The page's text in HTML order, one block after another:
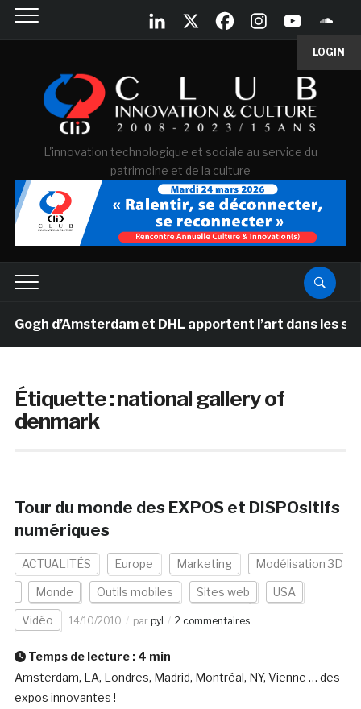
LOGIN
L'innovation technologique et sociale au service du
patrimoine et de la culture
d’Amsterdam et DHL apportent l’art dans les
Étiquette :national gallery of
denmark
Tour du monde des EXPOS et DISPOsitifs
numériques
ACTUALITÉS Europe Marketing Modélisation 3D
Monde Outils mobiles Sites web USA
Vidéo 14/10/2010 par pyl 2 commentaires
Temps de lecture : 4 min
Amsterdam, LA, Londres, Madrid, Montréal, NY, Vienne … des
expos innovantes !